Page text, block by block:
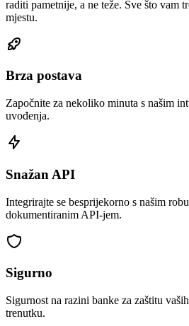
raditi pametnije, a ne teže. Sve što vam
mjestu.
Brza postava
Započnite za nekoliko minuta s našim
uvođenja.
Snažan API
Integrirajte se besprijekorno s našim
dokumentiranim API-jem.
Sigurno
Sigurnost na razini banke za zaštitu
trenutku.